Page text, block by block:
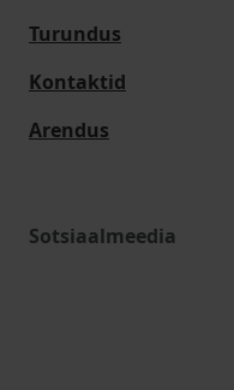
Turundus
Kontaktid
Arendus
Sotsiaalmeedia